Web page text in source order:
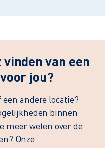
van een
jou?
een andere locatie?
binnen
meer weten over de
? Onze